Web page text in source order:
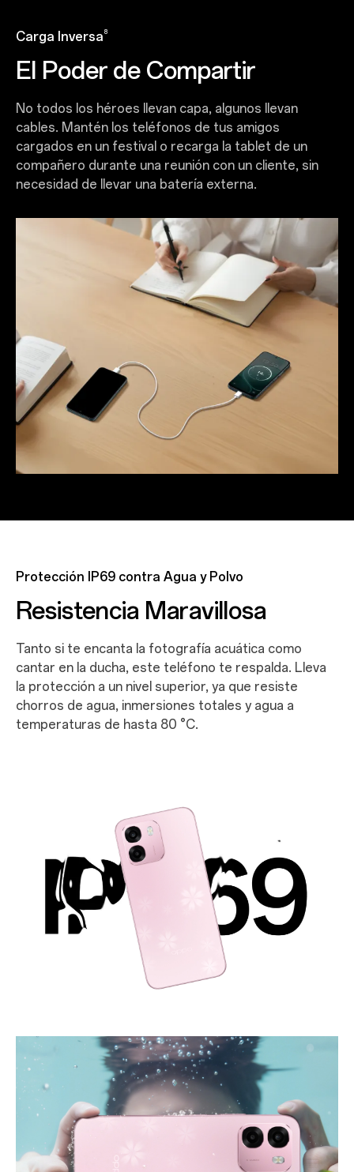
Carga Inversa 8
El Poder de Compartir
No todos los héroes llevan capa, algunos llevan
cables. Mantén los teléfonos de tus amigos
cargados en un festival o recarga la tablet de un
compañero durante una reunión con un cliente, sin
necesidad de llevar una batería externa.
Protección IP69 contra Agua y Polvo
Resistencia Maravillosa
Tanto si te encanta la fotografía acuática como
cantar en la ducha, este teléfono te respalda. Lleva
la protección a un nivel superior, ya que resiste
chorros de agua, inmersiones totales y agua a
temperaturas de hasta 80 °C.